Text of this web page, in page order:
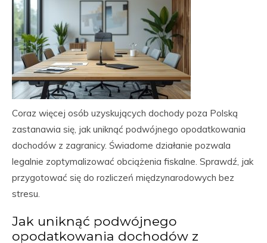
Coraz więcej osób uzyskujących dochody poza Polską
zastanawia się, jak uniknąć podwójnego opodatkowania
dochodów z zagranicy. Świadome działanie pozwala
legalnie zoptymalizować obciążenia fiskalne. Sprawdź, jak
przygotować się do rozliczeń międzynarodowych bez
stresu.
Jak uniknąć podwójnego
opodatkowania dochodów z